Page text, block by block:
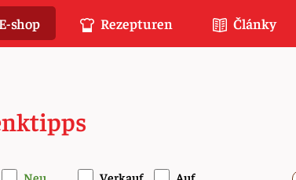
Neu Verkauf
Auf
shop Rezepturen Články